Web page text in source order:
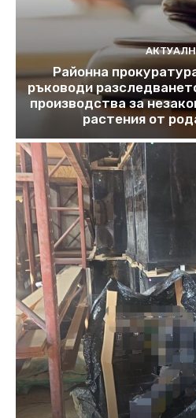
Районна
ръководи
производства за
растения от